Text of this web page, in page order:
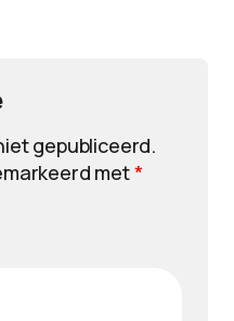
gepubliceerd.
met*